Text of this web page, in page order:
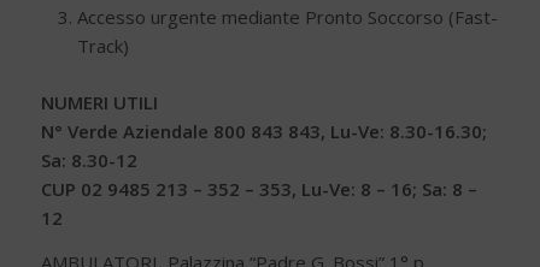
Accesso urgente mediante Pronto Soccorso (Fast-
Track)
NUMERI UTILI
N° Verde Aziendale 800 843 843, Lu-Ve: 8.30-16.30;
Sa: 8.30-12
CUP 02 9485 213 – 352 – 353, Lu-Ve: 8 – 16; Sa: 8 –
12
AMBULATORI, Palazzina “Padre G. Bossi” 1° p